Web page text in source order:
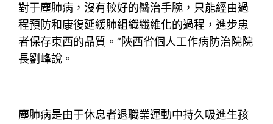
對于塵肺病，沒有較好的醫治手腕，只能經由過
程預防和康復延緩肺組織纖維化的過程，進步患
者保存東西的品質。”陜西省個人工作病防治院院
長劉峰說。
塵肺病是由于休息者退職業運動中持久吸進生孩